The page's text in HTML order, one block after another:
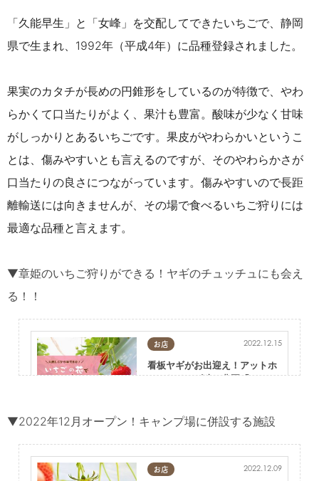
「久能早生」と「女峰」を交配してできたいちごで、静岡
県で生まれ、1992年（平成4年）に品種登録されました。
果実のカタチが長めの円錐形をしているのが特徴で、やわ
らかくて口当たりがよく、果汁も豊富。酸味が少なく甘味
がしっかりとあるいちごです。果皮がやわらかいというこ
とは、傷みやすいとも言えるのですが、そのやわらかさが
口当たりの良さにつながっています。傷みやすいので長距
離輸送には向きませんが、その場で食べるいちご狩りには
最適な品種と言えます。
▼章姫のいちご狩りができる！ヤギのチュッチュにも会え
る！！
お店 2022.12.15
看板ヤギがお出迎え！アットホ
ームなイチゴ狩り農園「いちご
▼2022年12月オープン！キャンプ場に併設する施設
お店 2022.12.09